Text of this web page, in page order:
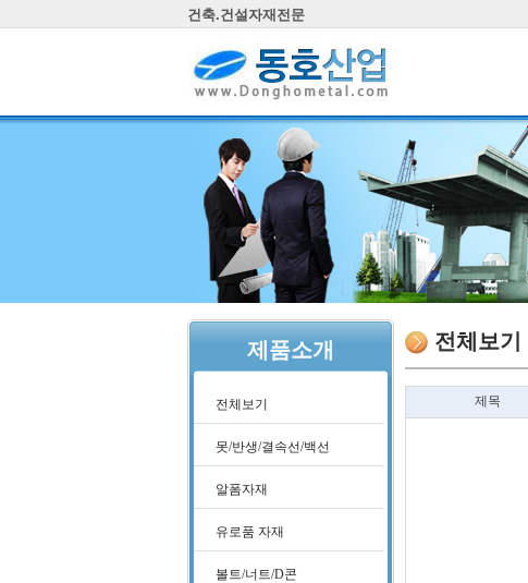
건축.건설자재전문
제품소개
전체보기
못/반생/결속선/백선
알폼자재
유로품 자재
볼트/너트/D콘
전체보기
제목